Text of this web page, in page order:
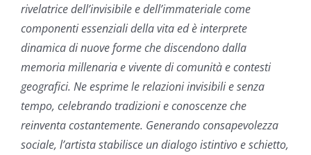
rivelatrice dell’invisibile e dell’immateriale come
componenti essenziali della vita ed è interprete
dinamica di nuove forme che discendono dalla
memoria millenaria e vivente di comunità e contesti
geografici. Ne esprime le relazioni invisibili e senza
tempo, celebrando tradizioni e conoscenze che
reinventa costantemente. Generando consapevolezza
sociale, l’artista stabilisce un dialogo istintivo e schietto,